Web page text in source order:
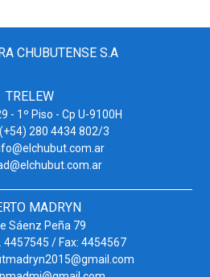
CHUBUTENSE S.A
TRELEW
- 1º Piso - Cp U-9100H
280 4434 802/3
MADRYN
Sáenz Peña 79
4457545 / Fax: 4454567